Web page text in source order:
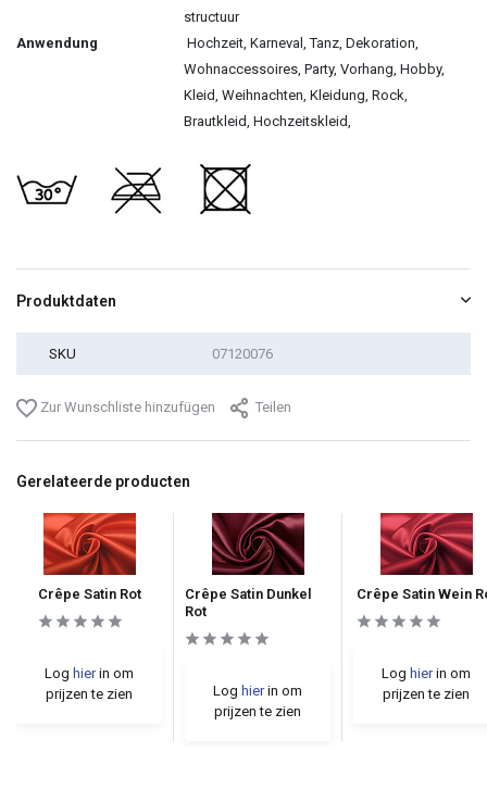
structuur
Anwendung
Hochzeit, Karneval, Tanz, Dekoration,
Wohnaccessoires, Party, Vorhang, Hobby,
Kleid, Weihnachten, Kleidung, Rock,
Brautkleid, Hochzeitskleid,
Produktdaten
SKU 07120076
Zur Wunschliste hinzufügen Teilen
Gerelateerde producten
Crêpe Satin Rot
Log hierin om
prijzen te zien
Crêpe Satin Dunkel
Rot
Log hierin om
prijzen te zien
Crêpe Satin Wein
Log hierin om
prijzen te zien